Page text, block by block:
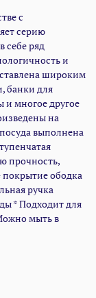
с
серию
себе ряд
и
широким
банки для
и многое другое
на
выполнена
прочность,
покрытие ободка
ручка
* Подходит для
мыть в